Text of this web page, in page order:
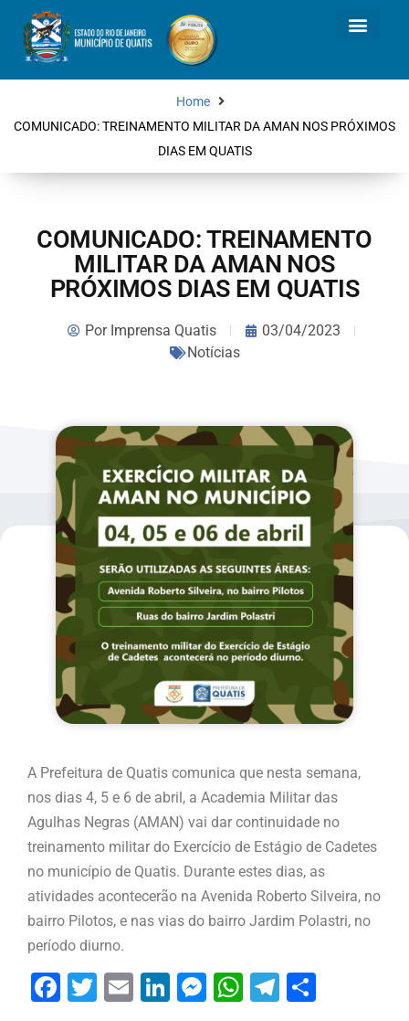
Home
COMUNICADO: TREINAMENTO MILITAR DA AMAN NOS PRÓXIMOS
DIAS EM QUATIS
COMUNICADO: TREINAMENTO
MILITAR DA AMAN NOS
PRÓXIMOS DIAS EM QUATIS
PorImprensa Quatis
03/04/2023
Notícias
A Prefeitura de Quatis comunica que nesta semana,
nos dias 4, 5 e 6 de abril, a Academia Militar das
Agulhas Negras (AMAN) vai dar continuidade no
treinamento militar do Exercício de Estágio de Cadetes
no município de Quatis. Durante estes dias, as
atividades acontecerão na Avenida Roberto Silveira, no
bairro Pilotos, e nas vias do bairro Jardim Polastri, no
período diurno.
Facebook
Twitter
EmailLinkedIn
Messenger
WhatsApp
Telegram